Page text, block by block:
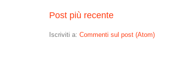
Post più recente
Iscriviti a: Commenti sul post (Atom)